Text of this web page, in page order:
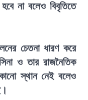
না বলেও বিবৃতিতে
চেতনা ধারণ করে
ও তার রাজনৈতিক
স্থান নেই বলেও